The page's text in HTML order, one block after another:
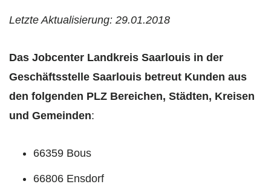
Letzte Aktualisierung: 29.01.2018
Das Jobcenter Landkreis Saarlouis in der
Geschäftsstelle Saarlouis betreut Kunden aus
den folgenden PLZ Bereichen, Städten, Kreisen
und Gemeinden:
66359 Bous
66806 Ensdorf